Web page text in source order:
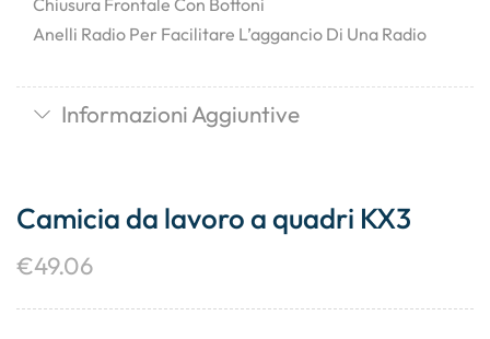
Anelli Radio Per Facilitare L’aggancio Di Una Radio
Informazioni Aggiuntive
Camicia da lavoro a quadri KX3
€49.06